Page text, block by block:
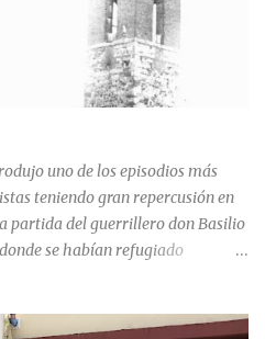
uno de los episodios más
teniendo gran repercusión en
partida del guerrillero don Basilio
se habían refugiado
Carlista. Según Madoz, murieron